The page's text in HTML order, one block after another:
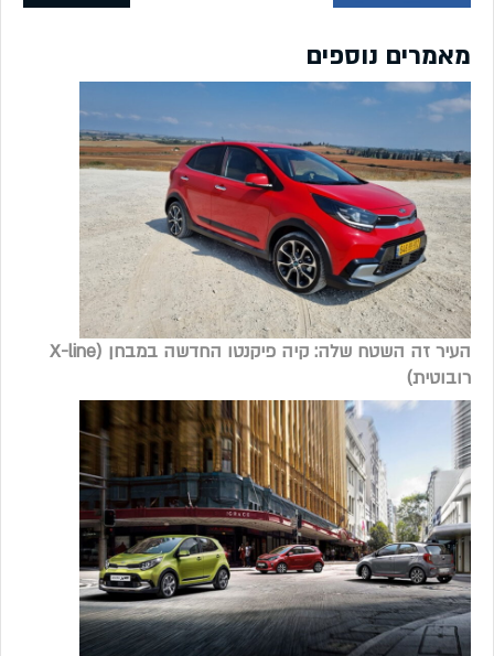
מאמרים נוספים
העיר זה השטח שלה: קיה פיקנטו החדשה במבחן (X-line
רובוטית)